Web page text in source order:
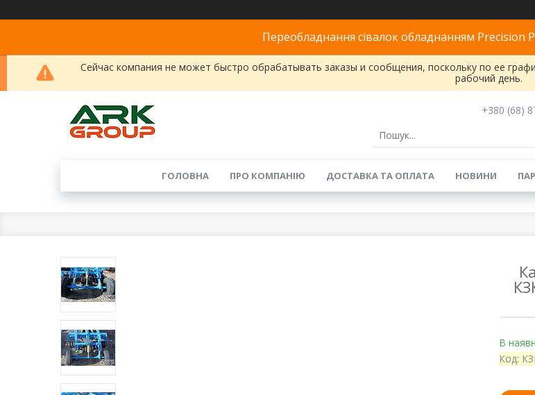
Переобладнання сівалок обладнанням Precision
Сейчас компания не может быстро обрабатывать заказы и сообщения, поскольку по ее
рабочий день.
+380 (68)
ГОЛОВНА ПРО КОМПАНІЮ ДОСТАВКА ТА ОПЛАТА НОВИНИ
В
Код: